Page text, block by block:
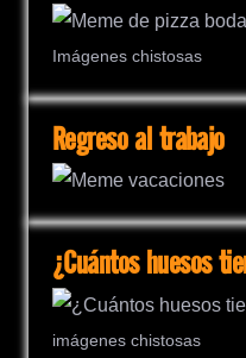
Imágenes chistosas
Regreso al trabajo
¿Cuántos huesos
imágenes chistosas